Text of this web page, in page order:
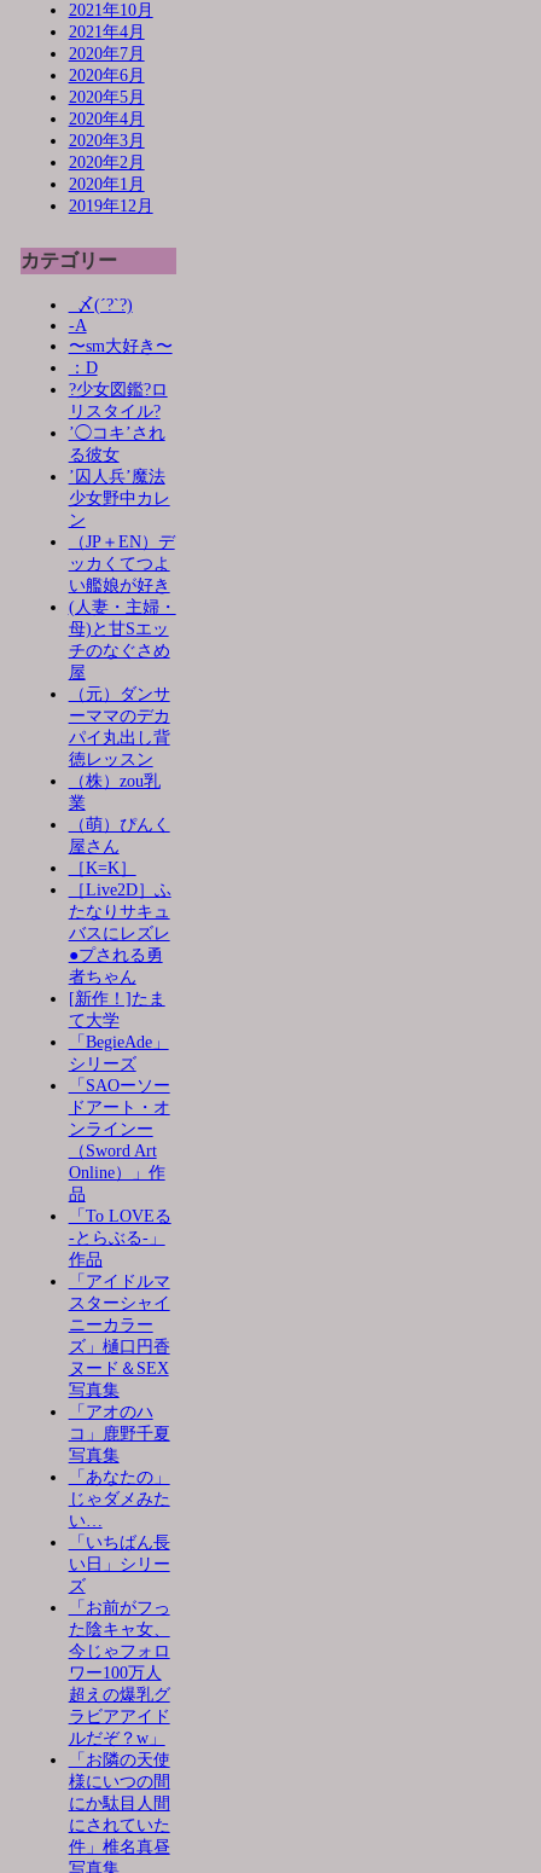
2021年10月
2021年4月
2020年7月
2020年6月
2020年5月
2020年4月
2020年3月
2020年2月
2020年1月
2019年12月
カテゴリー
_〆(´?`?)
-A
〜sm大好き〜
：D
?少女図鑑?ロ
リスタイル?
’◯コキ’され
る彼女
’囚人兵’魔法
少女野中カレ
ン
（JP＋EN）デ
ッカくてつよ
い艦娘が好き
(人妻・主婦・
母)と甘Sエッ
チのなぐさめ
屋
（元）ダンサ
ーママのデカ
パイ丸出し背
徳レッスン
（株）zou乳
業
（萌）ぴんく
屋さん
［K=K］
［Live2D］ふ
たなりサキュ
バスにレズレ
●プされる勇
者ちゃん
[新作！]たま
て大学
「BegieAde」
シリーズ
「SAOーソー
ドアート・オ
ンラインー
（Sword Art
Online）」作
品
「To LOVEる
-とらぶる-」
作品
「アイドルマ
スターシャイ
ニーカラー
ズ」樋口円香
ヌード＆SEX
写真集
「アオのハ
コ」鹿野千夏
写真集
「あなたの」
じゃダメみた
い…
「いちばん長
い日」シリー
ズ
「お前がフっ
た陰キャ女、
今じゃフォロ
ワー100万人
超えの爆乳グ
ラビアアイド
ルだぞ？w」
「お隣の天使
様にいつの間
にか駄目人間
にされていた
件」椎名真昼
写真集